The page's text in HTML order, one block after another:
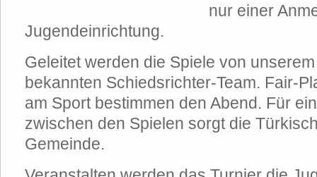
nur einer
Jugendeinrichtung.
Geleitet werden die Spiele von
bekannten Schiedsrichter-Team. Fair-
am Sport bestimmen den Abend. Für
zwischen den Spielen sorgt die
Gemeinde.